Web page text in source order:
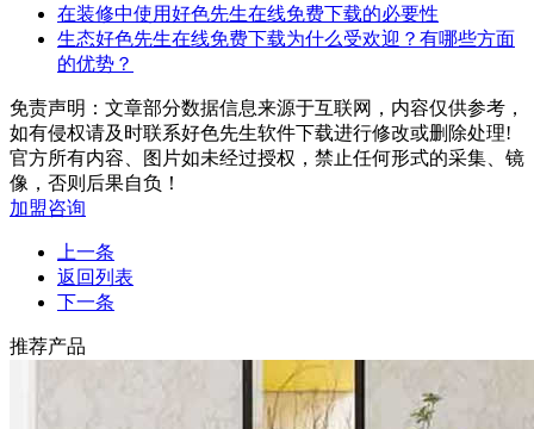
在装修中使用好色先生在线免费下载的必要性
生态好色先生在线免费下载为什么受欢迎？有哪些方面
的优势？
免责声明：文章部分数据信息来源于互联网，内容仅供参考，
如有侵权请及时联系好色先生软件下载进行修改或删除处理!
官方所有内容、图片如未经过授权，禁止任何形式的采集、镜
像，否则后果自负！
加盟咨询
上一条
返回列表
下一条
推荐产品